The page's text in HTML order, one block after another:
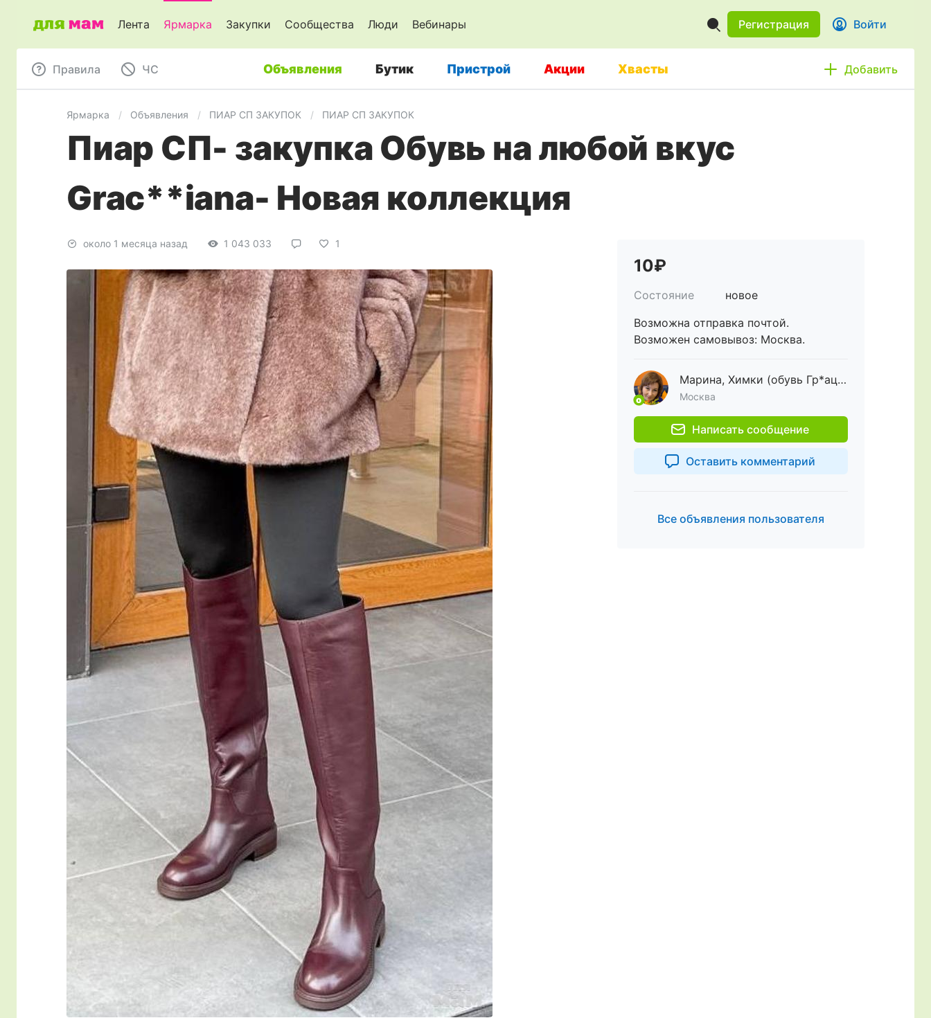
Лента Ярмарка Закупки Сообщества Люди Вебинары Регистрация Войти
Правила ЧC Добавить
Объявления Бутик Пристрой Акции Хвасты
Ярмарка Объявления ПИАР СП ЗАКУПОК ПИАР СП ЗАКУПОК
Пиар СП- закупка Обувь на любой вкус
Grac**iana- Новая коллекция
около 1 месяца назад 1 043 033 1
10₽
Состояние
новое
Возможна отправка почтой.
Возможен самовывоз: Москва.
Марина, Химки (обувь Гр*ац*иа*на)
Москва
Написать сообщение
Оставить комментарий
Все объявления пользователя